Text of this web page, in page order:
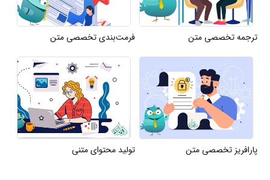
ترجمه تخصصی متن فرمت‌بندی تخصصی متن
پارافریز تخصصی متن تولید محتوای متنی